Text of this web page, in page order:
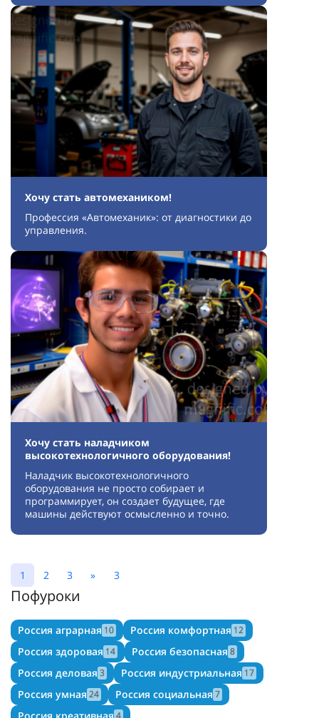
Хочу стать автомехаником!
Профессия «Автомеханик»: от диагностики до
управления.
Хочу стать наладчиком
высокотехнологичного оборудования!
Наладчик высокотехнологичного
оборудования не просто собирает и
программирует, он создает будущее, где
машины действуют осмысленно и точно.
1 2 3 » 3
Пофуроки
Россия аграрная 10 Россия комфортная 12
Россия здоровая 14 Россия безопасная 8
Россия деловая 3 Россия индустриальная 17
Россия умная 24 Россия социальная 7
4